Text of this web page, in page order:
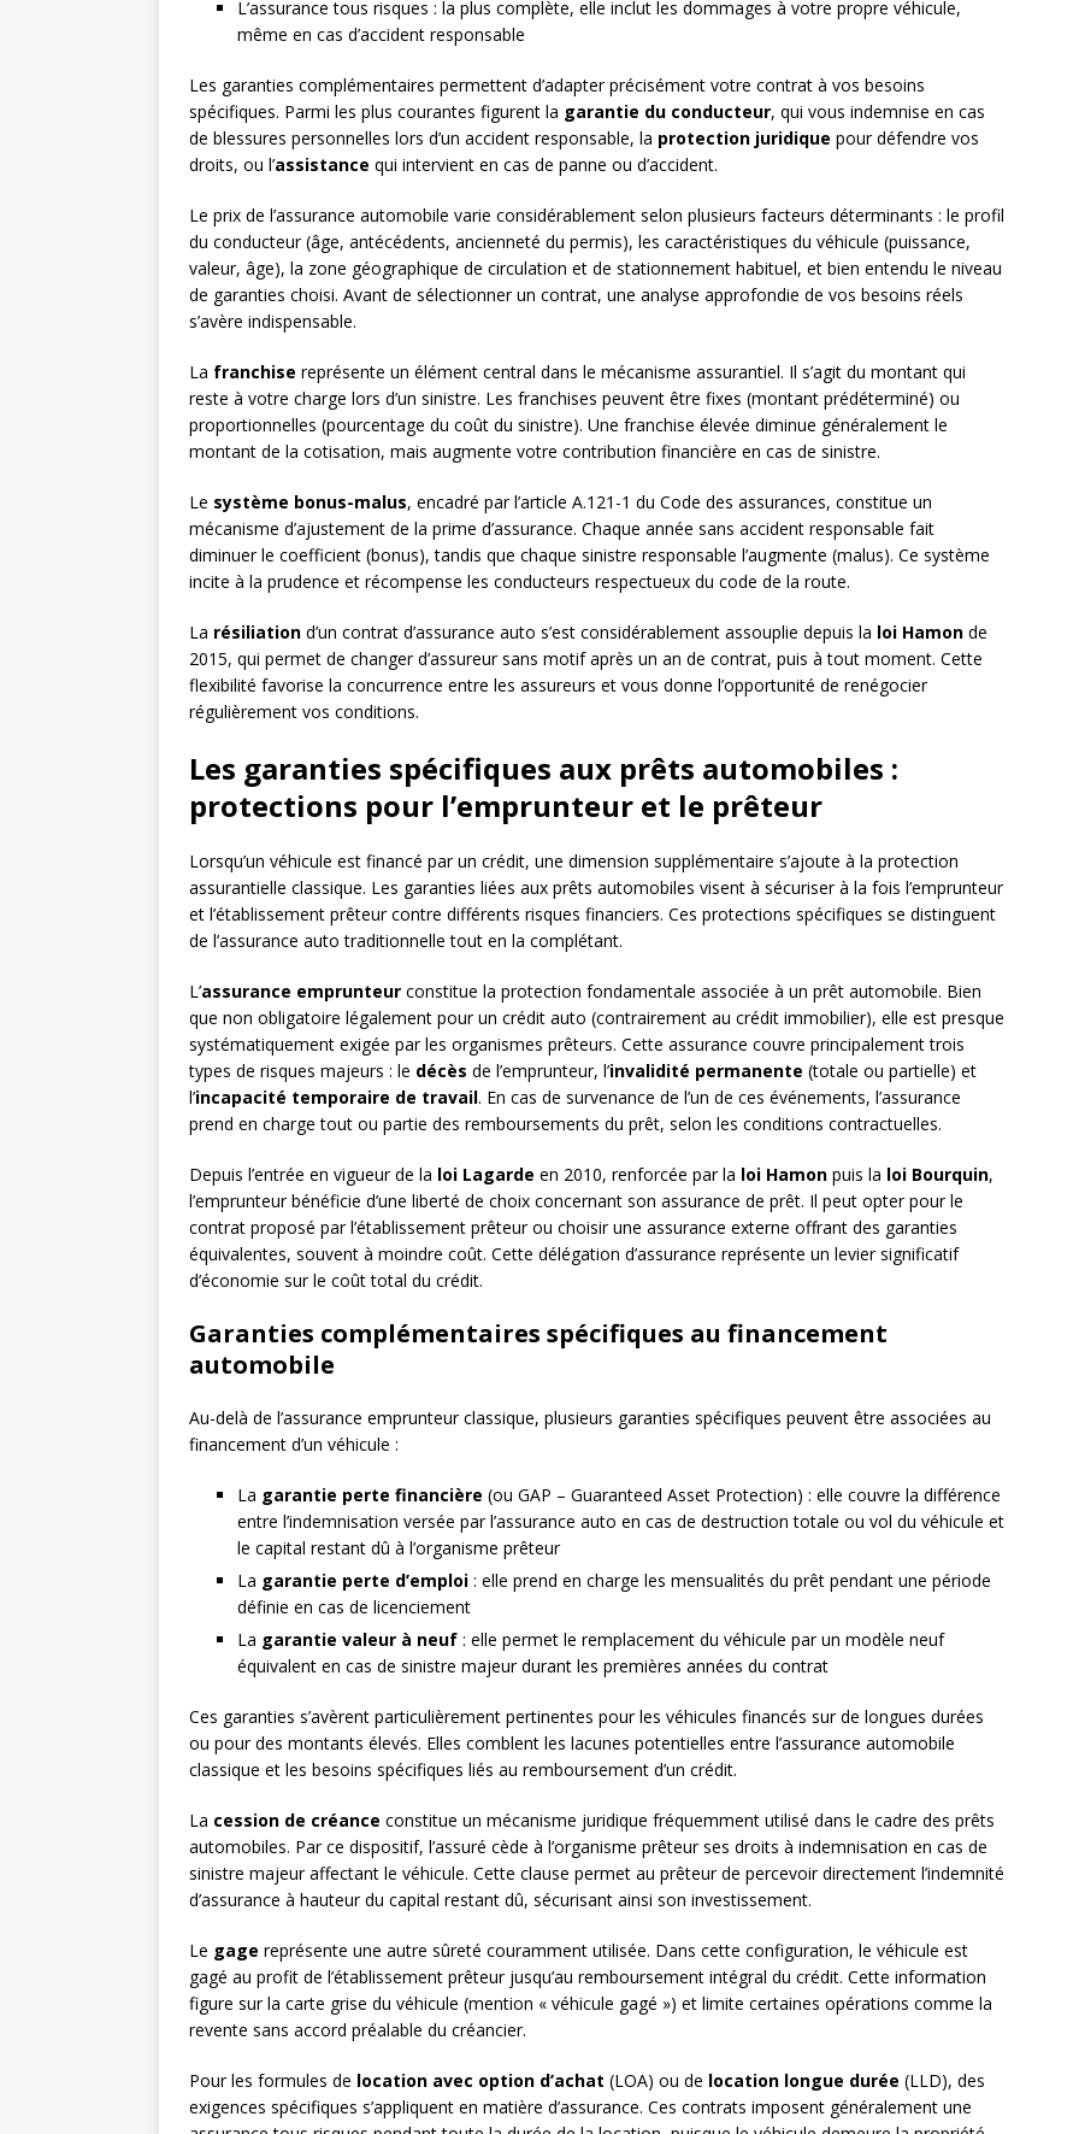
L’assurance tous risques : la plus complète, elle inclut les dommages à votre propre véhicule,
même en cas d’accident responsable
Les garanties complémentaires permettent d’adapter précisément votre contrat à vos besoins
spécifiques. Parmi les plus courantes figurent la garantie du conducteur, qui vous indemnise en cas
de blessures personnelles lors d’un accident responsable, la protection juridique pour défendre vos
droits, ou l’assistance qui intervient en cas de panne ou d’accident.
Le prix de l’assurance automobile varie considérablement selon plusieurs facteurs déterminants : le profil
du conducteur (âge, antécédents, ancienneté du permis), les caractéristiques du véhicule (puissance,
valeur, âge), la zone géographique de circulation et de stationnement habituel, et bien entendu le niveau
de garanties choisi. Avant de sélectionner un contrat, une analyse approfondie de vos besoins réels
s’avère indispensable.
La franchise représente un élément central dans le mécanisme assurantiel. Il s’agit du montant qui
reste à votre charge lors d’un sinistre. Les franchises peuvent être fixes (montant prédéterminé) ou
proportionnelles (pourcentage du coût du sinistre). Une franchise élevée diminue généralement le
montant de la cotisation, mais augmente votre contribution financière en cas de sinistre.
Le système bonus-malus, encadré par l’article A.121-1 du Code des assurances, constitue un
mécanisme d’ajustement de la prime d’assurance. Chaque année sans accident responsable fait
diminuer le coefficient (bonus), tandis que chaque sinistre responsable l’augmente (malus). Ce système
incite à la prudence et récompense les conducteurs respectueux du code de la route.
La résiliation d’un contrat d’assurance auto s’est considérablement assouplie depuis la loi Hamon de
2015, qui permet de changer d’assureur sans motif après un an de contrat, puis à tout moment. Cette
flexibilité favorise la concurrence entre les assureurs et vous donne l’opportunité de renégocier
régulièrement vos conditions.
Les garanties spécifiques aux prêts automobiles :
protections pour l’emprunteur et le prêteur
Lorsqu’un véhicule est financé par un crédit, une dimension supplémentaire s’ajoute à la protection
assurantielle classique. Les garanties liées aux prêts automobiles visent à sécuriser à la fois l’emprunteur
et l’établissement prêteur contre différents risques financiers. Ces protections spécifiques se distinguent
de l’assurance auto traditionnelle tout en la complétant.
L’assurance emprunteur constitue la protection fondamentale associée à un prêt automobile. Bien
que non obligatoire légalement pour un crédit auto (contrairement au crédit immobilier), elle est presque
systématiquement exigée par les organismes prêteurs. Cette assurance couvre principalement trois
types de risques majeurs : le décès de l’emprunteur, l’invalidité permanente (totale ou partielle) et
l’incapacité temporaire de travail. En cas de survenance de l’un de ces événements, l’assurance
prend en charge tout ou partie des remboursements du prêt, selon les conditions contractuelles.
Depuis l’entrée en vigueur de la loi Lagarde en 2010, renforcée par la loi Hamon puis la loi Bourquin,
l’emprunteur bénéficie d’une liberté de choix concernant son assurance de prêt. Il peut opter pour le
contrat proposé par l’établissement prêteur ou choisir une assurance externe offrant des garanties
équivalentes, souvent à moindre coût. Cette délégation d’assurance représente un levier significatif
d’économie sur le coût total du crédit.
Garanties complémentaires spécifiques au financement
automobile
Au-delà de l’assurance emprunteur classique, plusieurs garanties spécifiques peuvent être associées au
financement d’un véhicule :
La garantie perte financière (ou GAP – Guaranteed Asset Protection) : elle couvre la différence
entre l’indemnisation versée par l’assurance auto en cas de destruction totale ou vol du véhicule et
le capital restant dû à l’organisme prêteur
La garantie perte d’emploi : elle prend en charge les mensualités du prêt pendant une période
définie en cas de licenciement
La garantie valeur à neuf : elle permet le remplacement du véhicule par un modèle neuf
équivalent en cas de sinistre majeur durant les premières années du contrat
Ces garanties s’avèrent particulièrement pertinentes pour les véhicules financés sur de longues durées
ou pour des montants élevés. Elles comblent les lacunes potentielles entre l’assurance automobile
classique et les besoins spécifiques liés au remboursement d’un crédit.
La cession de créance constitue un mécanisme juridique fréquemment utilisé dans le cadre des prêts
automobiles. Par ce dispositif, l’assuré cède à l’organisme prêteur ses droits à indemnisation en cas de
sinistre majeur affectant le véhicule. Cette clause permet au prêteur de percevoir directement l’indemnité
d’assurance à hauteur du capital restant dû, sécurisant ainsi son investissement.
Le gage représente une autre sûreté couramment utilisée. Dans cette configuration, le véhicule est
gagé au profit de l’établissement prêteur jusqu’au remboursement intégral du crédit. Cette information
figure sur la carte grise du véhicule (mention « véhicule gagé ») et limite certaines opérations comme la
revente sans accord préalable du créancier.
Pour les formules de location avec option d’achat (LOA) ou de location longue durée (LLD), des
exigences spécifiques s’appliquent en matière d’assurance. Ces contrats imposent généralement une